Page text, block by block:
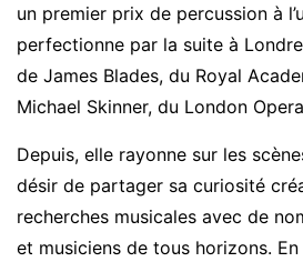
un premier prix de percussion à
perfectionne par la suite à
de James Blades, du Royal
Michael Skinner, du London
Depuis, elle rayonne sur les
désir de partager sa curiosité
recherches musicales avec de
et musiciens de tous horizons.